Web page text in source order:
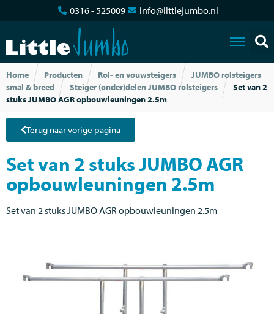
0316 - 525009 info@littlejumbo.nl
Home Producten Rol- en vouwsteigers
JUMBO rolsteigers
smal & breed
Steiger (onder)delen JUMBO rolsteigers
Set van 2
stuks JUMBO AGR opbouwleuningen 2.5m
Terug naar vorige pagina
Set van 2 stuks JUMBO AGR
opbouwleuningen 2.5m
Set van 2 stuks JUMBO AGR opbouwleuningen 2.5m